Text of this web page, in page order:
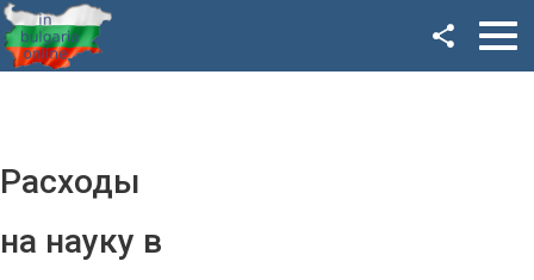
Расходы
на науку в